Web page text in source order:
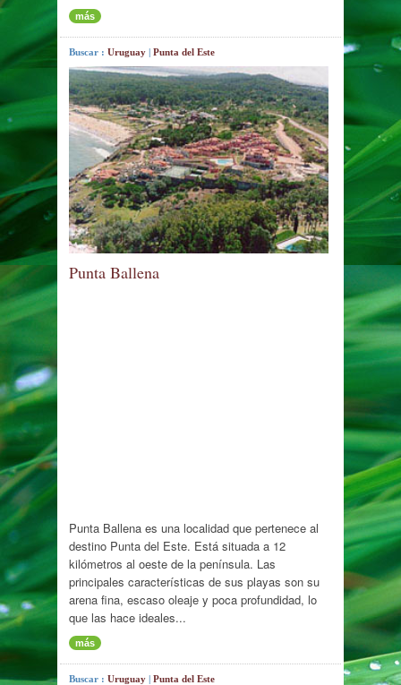
más
Buscar :Uruguay |Punta del Este
Punta Ballena
Punta Ballena es una localidad que pertenece al
destino Punta del Este. Está situada a 12
kilómetros al oeste de la península. Las
principales características de sus playas son su
arena fina, escaso oleaje y poca profundidad, lo
que las hace ideales...
más
Buscar :Uruguay |Punta del Este